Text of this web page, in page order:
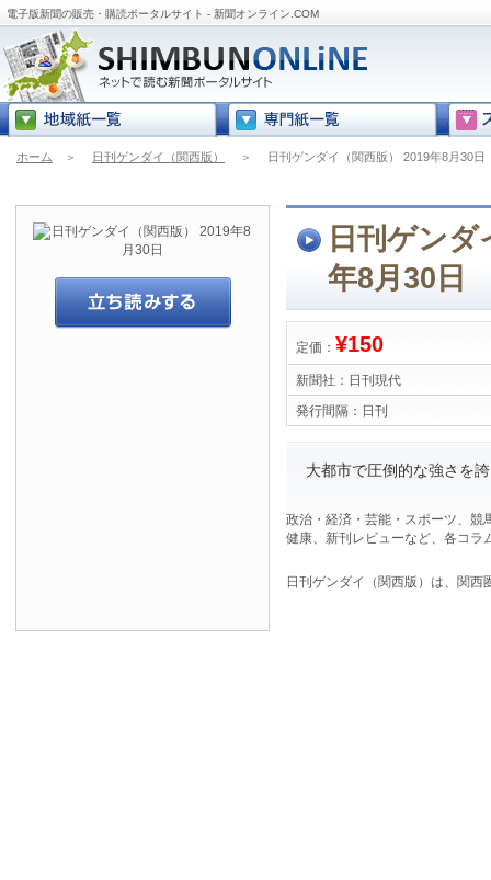
電子版新聞の販売・購読ポータルサイト - 新聞オンライン.COM
ホーム ＞ 日刊ゲンダイ（関西版） ＞ 日刊ゲンダイ（関西版） 2019年8月30日
日刊ゲン
年8月30日
定価： ¥150
新聞社： 日刊現代
発行間隔： 日刊
大都市で圧倒的な強さを
政治・経済・芸能・スポーツ、競
健康、新刊レビューなど、各コラ
日刊ゲンダイ（関西版）は、関